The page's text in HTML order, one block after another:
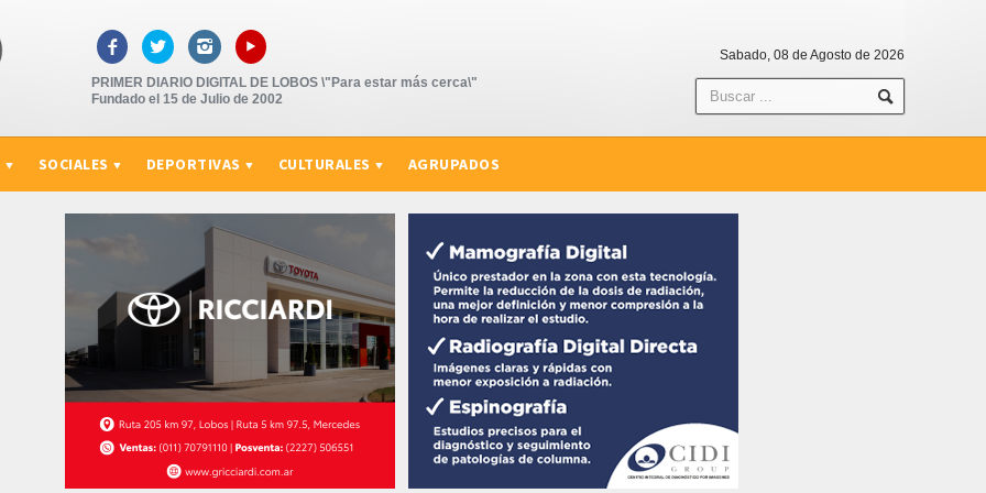
   ▸
PRIMER DIARIO DIGITAL DE LOBOS \"Para estar más cerca\"
Fundado el 15 de Julio de 2002
Sabado, 08 de Agosto de 2026
SOCIALES DEPORTIVAS CULTURALES AGRUPADOS